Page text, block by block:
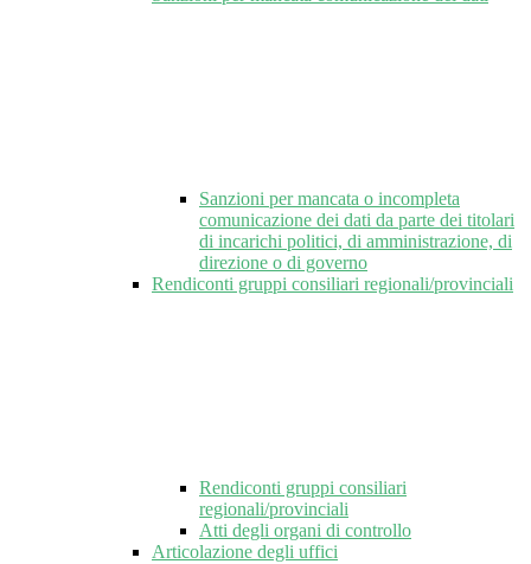
Sanzioni per mancata o incompleta
comunicazione dei dati da parte dei titolari
di incarichi politici, di amministrazione, di
direzione o di governo
Rendiconti gruppi consiliari regionali/provinciali
Rendiconti gruppi consiliari
regionali/provinciali
Atti degli organi di controllo
Articolazione degli uffici